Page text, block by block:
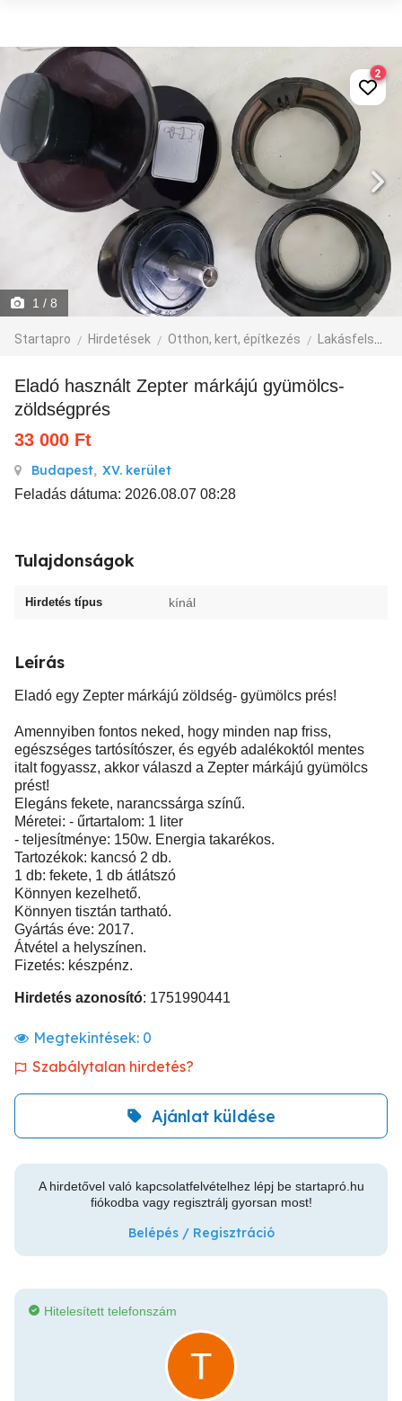
1 / 8
Startapro Hirdetések Otthon, kert, építkezés Lakásfelszerelés
2
Eladó használt Zepter márkájú gyümölcs-
zöldségprés
33 000 Ft
Budapest, XV. kerület
Feladás dátuma: 2026.08.07 08:28
Tulajdonságok
Hirdetés típus kínál
Leírás
Eladó egy Zepter márkájú zöldség- gyümölcs prés!
Amennyiben fontos neked, hogy minden nap friss,
egészséges tartósítószer, és egyéb adalékoktól mentes
italt fogyassz, akkor válaszd a Zepter márkájú gyümölcs
prést!
Elegáns fekete, narancssárga színű.
Méretei: - űrtartalom: 1 liter
- teljesítménye: 150w. Energia takarékos.
Tartozékok: kancsó 2 db.
1 db: fekete, 1 db átlátszó
Könnyen kezelhető.
Könnyen tisztán tartható.
Gyártás éve: 2017.
Átvétel a helyszínen.
Fizetés: készpénz.
Hirdetés azonosító: 1751990441
Megtekintések: 0
Szabálytalan hirdetés?
Ajánlat küldése
A hirdetővel való kapcsolatfelvételhez lépj be startapró.hu
fiókodba vagy regisztrálj gyorsan most!
Belépés / Regisztráció
Hitelesített telefonszám